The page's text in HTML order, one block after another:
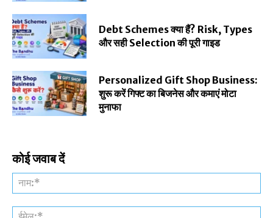
Debt Schemes क्या हैं? Risk, Types
और सही Selection की पूरी गाइड
Personalized Gift Shop Business:
शुरू करें गिफ्ट का बिजनेस और कमाएं मोटा
मुनाफा
कोई जवाब दें